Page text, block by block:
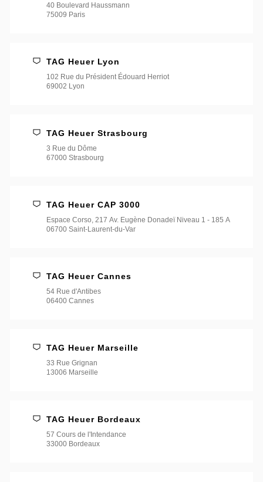
40 Boulevard Haussmann
75009 Paris
TAG Heuer Lyon
102 Rue du Président Édouard Herriot
69002 Lyon
TAG Heuer Strasbourg
3 Rue du Dôme
67000 Strasbourg
TAG Heuer CAP 3000
Espace Corso, 217 Av. Eugène Donadeï Niveau 1 - 185 A
06700 Saint-Laurent-du-Var
TAG Heuer Cannes
54 Rue d'Antibes
06400 Cannes
TAG Heuer Marseille
33 Rue Grignan
13006 Marseille
TAG Heuer Bordeaux
57 Cours de l'Intendance
33000 Bordeaux